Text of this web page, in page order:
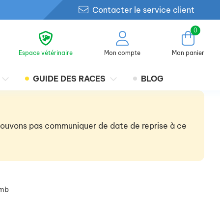
Contacter le service client
Espace vétérinaire Mon compte
0
Mon panier
GUIDE DES RACES BLOG
pas communiquer de date de reprise à ce